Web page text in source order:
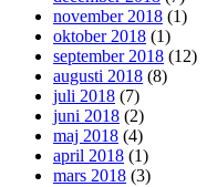
november 2018 (1)
oktober 2018 (1)
september 2018 (12)
augusti 2018 (8)
juli 2018 (7)
juni 2018 (2)
maj 2018 (4)
april 2018 (1)
mars 2018 (3)